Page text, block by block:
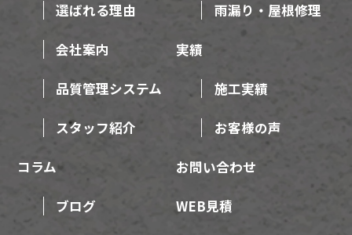
選ばれる理由
会社案内
品質管理システム
スタッフ紹介
雨漏り・屋根修理
実績
施工実績
お客様の声
コラム
ブログ
お問い合わせ
WEB見積